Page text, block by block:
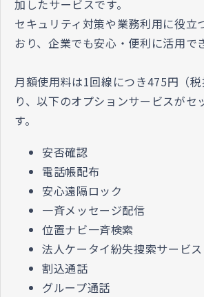
加したサービスです。
セキュリティ対策や業務利用に役立
おり、企業でも安心・便利に活用で
月額使用料は1回線につき475円（
り、以下のオプションサービスがセ
す。
安否確認
電話帳配布
安心遠隔ロック
一斉メッセージ配信
位置ナビ一斉検索
法人ケータイ紛失捜索サービス
割込通話
グループ通話